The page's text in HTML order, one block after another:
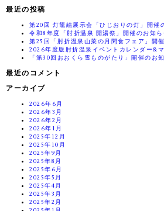
最近の投稿
第20回 灯籠絵展示会「ひじおりの灯」開催
令和8年度「肘折温泉 開湯祭」開催のお知ら
第25回「肘折温泉山菜の月間食フェア」開催
2026年度版肘折温泉イベントカレンダー&
「第30回おおくら雪ものがたり」開催のお
最近のコメント
アーカイブ
2026年6月
2026年3月
2026年2月
2026年1月
2025年12月
2025年10月
2025年9月
2025年8月
2025年6月
2025年5月
2025年4月
2025年3月
2025年2月